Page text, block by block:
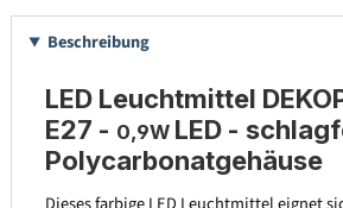
Beschreibung
LED Leuchtmittel
E27 - 0,9W LED -
Polycarbonatgehäuse